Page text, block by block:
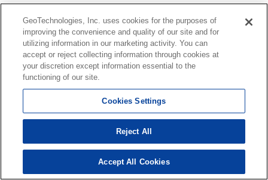
双葉郡川内村の病院
双葉郡川内村の歯科
双葉郡川内村の接骨・鍼灸院
双葉郡川内村の介護・福祉サービス
双葉郡川内村のその他 医療・福祉
GeoTechnologies, Inc. uses cookies for the purposes of
improving the convenience and quality of our site and for
utilizing information in our marketing activity. You can
accept or reject collecting information through cookies at
your discretion except information essential to the
functioning of our site.
Cookies Settings
Reject All
Accept All Cookies